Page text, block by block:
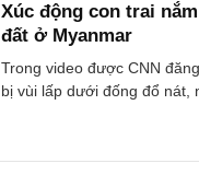
Xúc động con trai
đất ở Myanmar
Trong video được CNN
bị vùi lấp dưới đống đổ nát,